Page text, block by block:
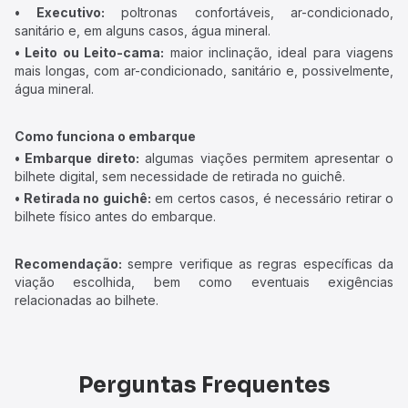
• Executivo: poltronas confortáveis, ar-condicionado,
sanitário e, em alguns casos, água mineral.
• Leito ou Leito-cama: maior inclinação, ideal para viagens
mais longas, com ar-condicionado, sanitário e, possivelmente,
água mineral.
Como funciona o embarque
• Embarque direto: algumas viações permitem apresentar o
bilhete digital, sem necessidade de retirada no guichê.
• Retirada no guichê: em certos casos, é necessário retirar o
bilhete físico antes do embarque.
Recomendação: sempre verifique as regras específicas da
viação escolhida, bem como eventuais exigências
relacionadas ao bilhete.
Perguntas Frequentes